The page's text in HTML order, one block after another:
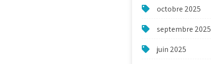
octobre 2025
septembre 2025
juin 2025